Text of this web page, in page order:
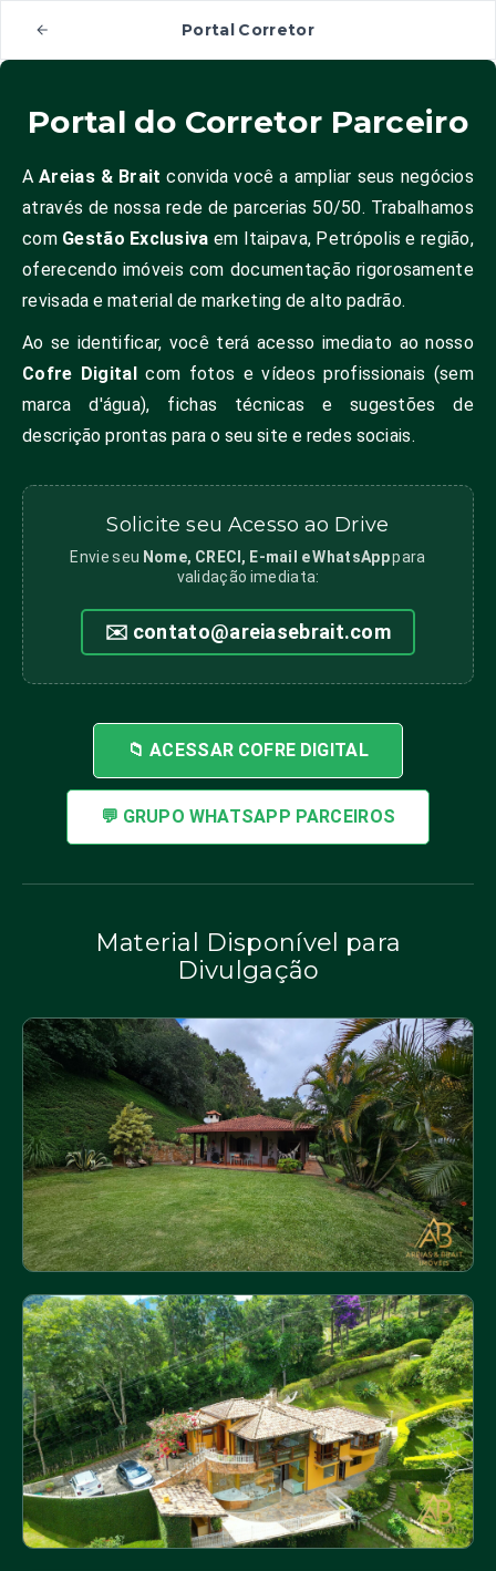
Portal Corretor
Portal do Corretor Parceiro
AAreias & Brait convida você a ampliar seus negócios
através de nossa rede de parcerias 50/50. Trabalhamos
com Gestão Exclusiva em Itaipava, Petrópolis e região,
oferecendo imóveis com documentação rigorosamente
revisada e material de marketing de alto padrão.
Ao se identificar, você terá acesso imediato ao nosso
Cofre Digital com fotos e vídeos profissionais (sem
marca d'água), fichas técnicas e sugestões de
descrição prontas para o seu site e redes sociais.
Solicite seu Acesso ao Drive
Envie seu Nome, CRECI, E-mail e WhatsApppara
validação imediata:
✉️ contato@areiasebrait.com
📁 ACESSAR COFRE DIGITAL
💬 GRUPO WHATSAPP PARCEIROS
Material Disponível para
Divulgação